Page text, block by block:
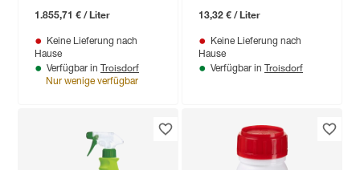
1.855,71 € / Liter
Keine Lieferung nach
Hause
Verfügbar in Troisdorf
Nur wenige verfügbar
13,32 € / Liter
Keine Lieferung nach
Hause
Verfügbar in Troisdorf